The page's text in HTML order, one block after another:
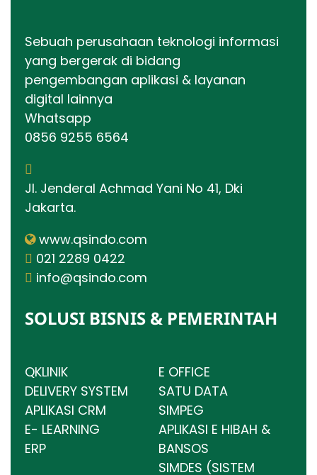
Sebuah perusahaan teknologi informasi
yang bergerak di bidang
pengembangan aplikasi & layanan
digital lainnya
Whatsapp
0856 9255 6564
Jl. Jenderal Achmad Yani No 41, Dki
Jakarta.
www.qsindo.com
021 2289 0422
info@qsindo.com
SOLUSI BISNIS & PEMERINTAH
QKLINIK
DELIVERY SYSTEM
APLIKASI CRM
E- LEARNING
ERP
E OFFICE
SATU DATA
SIMPEG
APLIKASI E HIBAH &
BANSOS
SIMDES (SISTEM